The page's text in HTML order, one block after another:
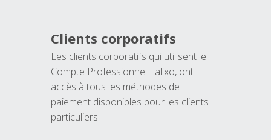
Clients corporatifs
Les clients corporatifs qui utilisent le
Compte Professionnel Talixo, ont
accès à tous les méthodes de
paiement disponibles pour les clients
particuliers.